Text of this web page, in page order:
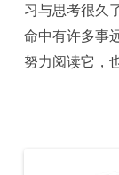
习与思考很久
命中有许多事
努力阅读它，